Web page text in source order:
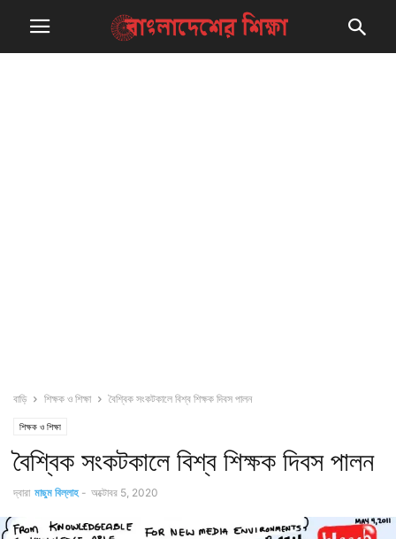
বাড়ি শিক্ষক ও শিক্ষা বৈশ্বিক সংকটকালে বিশ্ব শিক্ষক দিবস পালন
শিক্ষক ও শিক্ষা
বৈশ্বিক সংকটকালে বিশ্ব শিক্ষক দিবস পালন
দ্বারা মাছুম বিল্লাহ - অক্টোবর 5, 2020